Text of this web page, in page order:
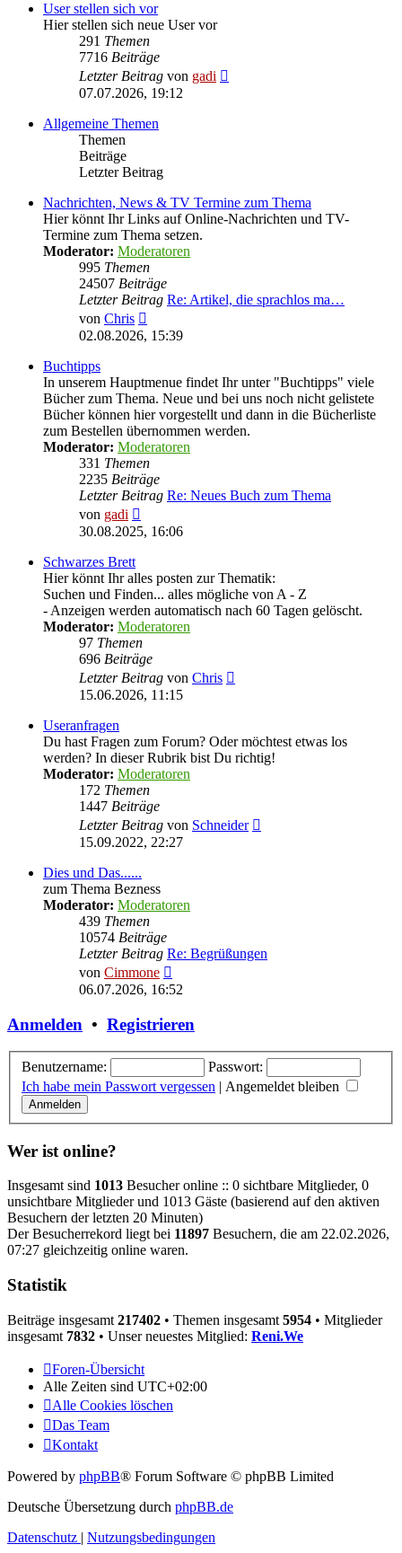
User stellen sich vor
Hier stellen sich neue User vor
291 Themen
7716 Beiträge
Letzter Beitrag von gadi
07.07.2026, 19:12
Allgemeine Themen
Themen
Beiträge
Letzter Beitrag
Nachrichten, News & TV Termine zum Thema
Hier könnt Ihr Links auf Online-Nachrichten und TV-
Termine zum Thema setzen.
Moderator: Moderatoren
995 Themen
24507 Beiträge
Letzter Beitrag Re: Artikel, die sprachlos ma…
von Chris
Beitrag
02.08.2026, 15:39
Buchtipps
In unserem Hauptmenue findet Ihr unter "Buchtipps" viele
Bücher zum Thema. Neue und bei uns noch nicht gelistete
Bücher können hier vorgestellt und dann in die Bücherliste
zum Bestellen übernommen werden.
Moderator: Moderatoren
331 Themen
2235 Beiträge
Letzter Beitrag Re: Neues Buch zum Thema
von gadi
Beitrag
30.08.2025, 16:06
Schwarzes Brett
Hier könnt Ihr alles posten zur Thematik:
Suchen und Finden... alles mögliche von A - Z
- Anzeigen werden automatisch nach 60 Tagen gelöscht.
Moderator: Moderatoren
97 Themen
696 Beiträge
Letzter Beitrag von Chris
15.06.2026, 11:15
Useranfragen
Du hast Fragen zum Forum? Oder möchtest etwas los
werden? In dieser Rubrik bist Du richtig!
Moderator: Moderatoren
172 Themen
1447 Beiträge
Letzter Beitrag von Schneider
15.09.2022, 22:27
Dies und Das......
zum Thema Bezness
Moderator: Moderatoren
439 Themen
10574 Beiträge
Letzter Beitrag Re: Begrüßungen
von Cimmone
Beitrag
06.07.2026, 16:52
Anmelden • Registrieren
Benutzername:
Passwort:
Ich habe mein Passwort vergessen | Angemeldet bleiben
Wer ist online?
Insgesamt sind 1013 Besucher online :: 0 sichtbare Mitglieder, 0
unsichtbare Mitglieder und 1013 Gäste (basierend auf den aktiven
Besuchern der letzten 20 Minuten)
Der Besucherrekord liegt bei 11897 Besuchern, die am 22.02.2026,
07:27 gleichzeitig online waren.
Statistik
Beiträge insgesamt 217402 • Themen insgesamt 5954 • Mitglieder
insgesamt 7832 • Unser neuestes Mitglied: Reni.We
Foren-Übersicht
Alle Zeiten sind UTC+02:00
Alle Cookies löschen
Das Team
Kontakt
Powered by phpBB® Forum Software © phpBB Limited
Deutsche Übersetzung durch phpBB.de
Datenschutz | Nutzungsbedingungen